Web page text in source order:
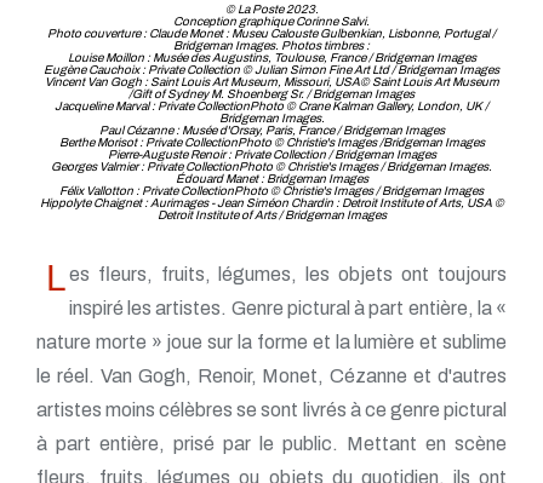
© La Poste 2023.
Conception graphique Corinne Salvi.
Photo couverture : Claude Monet : Museu Calouste Gulbenkian, Lisbonne, Portugal /
Bridgeman Images. Photos timbres :
Louise Moillon : Musée des Augustins, Toulouse, France / Bridgeman Images
Eugène Cauchoix : Private Collection © Julian Simon Fine Art Ltd / Bridgeman Images
Vincent Van Gogh : Saint Louis Art Museum, Missouri, USA© Saint Louis Art Museum
/Gift of Sydney M. Shoenberg Sr. / Bridgeman Images
Jacqueline Marval : Private CollectionPhoto © Crane Kalman Gallery, London, UK /
Bridgeman Images.
Paul Cézanne : Musée d'Orsay, Paris, France / Bridgeman Images
Berthe Morisot : Private CollectionPhoto © Christie's Images /Bridgeman Images
Pierre-Auguste Renoir : Private Collection / Bridgeman Images
Georges Valmier : Private CollectionPhoto © Christie's Images / Bridgeman Images.
Édouard Manet : Bridgeman Images
Félix Vallotton : Private CollectionPhoto © Christie's Images / Bridgeman Images
Hippolyte Chaignet : Aurimages - Jean Siméon Chardin : Detroit Institute of Arts, USA ©
Detroit Institute of Arts / Bridgeman Images
Les fleurs, fruits, légumes, les objets ont toujours
inspiré les artistes. Genre pictural à part entière, la «
nature morte » joue sur la forme et la lumière et sublime
le réel. Van Gogh, Renoir, Monet, Cézanne et d'autres
artistes moins célèbres se sont livrés à ce genre pictural
à part entière, prisé par le public. Mettant en scène
fleurs, fruits, légumes ou objets du quotidien, ils ont